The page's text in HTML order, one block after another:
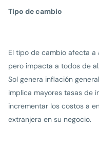
Tipo de cambio
El tipo de cambio afecta a
pero impacta a todos de
Sol genera inflación
implica mayores tasas de
incrementar los costos a
extranjera en su negocio.